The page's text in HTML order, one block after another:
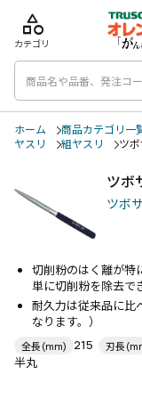
category
カテゴリ
ホーム 商品カテゴリ一
ヤスリ
組ヤスリ ツ
ツ
ツボ
切削粉のはく離が特
単に切削粉を除去で
耐久力は従来品に比
なります。）
全長(mm) 215 刃長
半丸